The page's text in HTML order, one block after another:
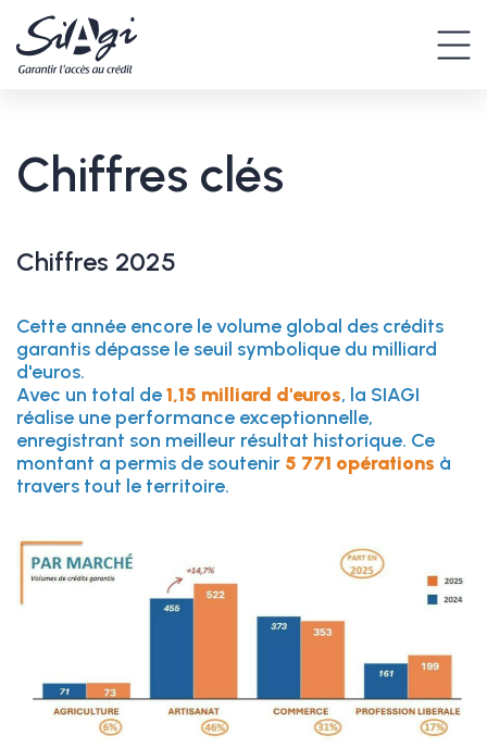
Chiffres clés
Chiffres 2025
Cette année encore le volume global des crédits
garantis dépasse le seuil symbolique du milliard
d'euros.
Avec un total de1,15 milliard d'euros, la SIAGI
réalise une performance exceptionnelle,
enregistrant son meilleur résultat historique. Ce
montant a permis de soutenir 5 771 opérations à
travers tout le territoire.